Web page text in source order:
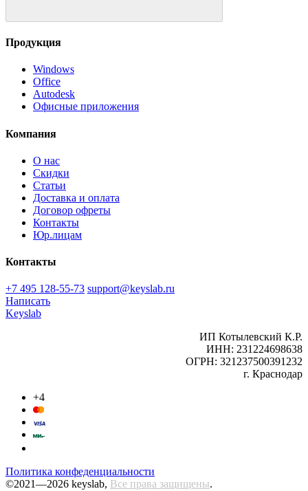
Продукция
Windows
Office
Autodesk
Офисные приложения
Компания
О нас
Скидки
Статьи
Доставка и оплата
Договор офреты
Контакты
Юр.лицам
Контакты
+7 495 128-55-73 support@keyslab.ru
Написать
Keyslab
ИП Котылевский К.Р.
ИНН: 231224698638
ОГРН: 321237500391232
г. Краснодар
+4
Политика конфеденциальности
©2021—2026 keyslab, Все права защищены.